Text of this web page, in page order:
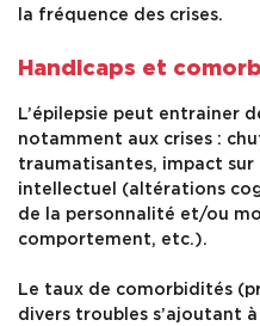
la fréquence des crises.
Handicaps et
L’épilepsie peut entrainer
notamment aux crises :
traumatisantes, impact sur
intellectuel (altérations
de la personnalité et/ou
comportement, etc.).
Le taux de comorbidités
divers troubles s’ajoutant